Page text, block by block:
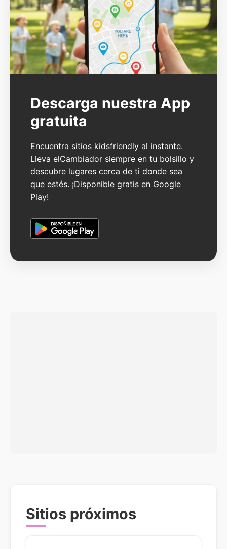
Descarga nuestra App
gratuita
Encuentra sitios kidsfriendly al instante.
Lleva elCambiador siempre en tu bolsillo y
descubre lugares cerca de ti donde sea
que estés. ¡Disponible gratis en Google
Play!
Sitios próximos